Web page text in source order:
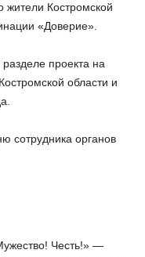
жители Костромской
«Доверие».
проекта на
области и
сотрудника органов
Честь!» —